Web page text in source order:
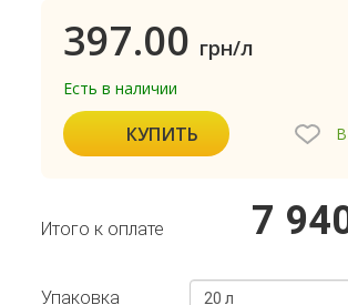
397.00 грн/л
Есть в наличии
КУПИТЬ
Итого к оплате 7
Упаковка 20 л